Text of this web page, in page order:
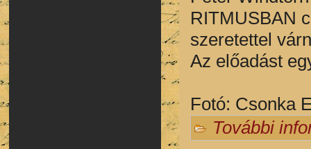
RITMUSBAN
szeretettel
Az előadást
Fotó: Csonka
További